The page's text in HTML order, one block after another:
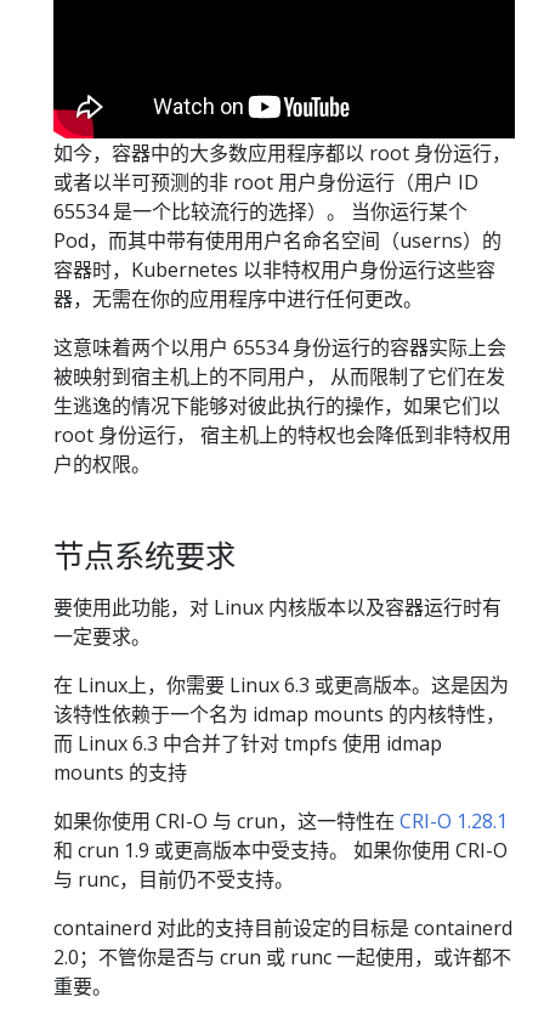
如今，容器中的大多数应用程序都以 root 身份运行，
或者以半可预测的非 root 用户身份运行（用户 ID
65534 是一个比较流行的选择）。 当你运行某个
Pod，而其中带有使用用户名命名空间（userns）的
容器时，Kubernetes 以非特权用户身份运行这些容
器，无需在你的应用程序中进行任何更改。
这意味着两个以用户 65534 身份运行的容器实际上会
被映射到宿主机上的不同用户， 从而限制了它们在发
生逃逸的情况下能够对彼此执行的操作，如果它们以
root 身份运行， 宿主机上的特权也会降低到非特权用
户的权限。
节点系统要求
要使用此功能，对 Linux 内核版本以及容器运行时有
一定要求。
在 Linux上，你需要 Linux 6.3 或更高版本。这是因为
该特性依赖于一个名为 idmap mounts 的内核特性，
而 Linux 6.3 中合并了针对 tmpfs 使用 idmap
mounts 的支持
如果你使用 CRI-O 与 crun，这一特性在 CRI-O 1.28.1
和 crun 1.9 或更高版本中受支持。 如果你使用 CRI-O
与 runc，目前仍不受支持。
containerd 对此的支持目前设定的目标是 containerd
2.0；不管你是否与 crun 或 runc 一起使用，或许都不
重要。